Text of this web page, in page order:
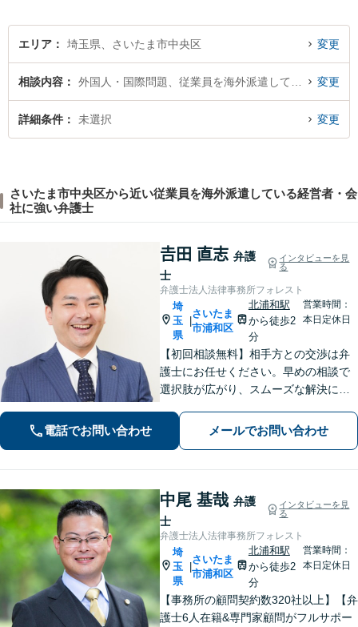
以上】【初回相談30分無料】
エリア
埼玉県、さいたま市中央区 変更
相談内容 変更
詳細条件 未選択 変更
さいたま市中央区から近い従業員を海外派遣している経営者・会
社に強い弁護士
𠮷田 直志 弁護
士
インタビューを見
る
弁護士法人法律事務所フォレスト
埼
玉
県
さいたま
市浦和区
北浦和駅
から徒歩2
分
営業時間：
本日定休日
【初回相談無料】相手方との交渉は弁
護士にお任せください。早めの相談で
選択肢が広がり、スムーズな解決につ
豊富】【示談成功・不起訴獲得の実績
豊富】あなたの権利を守り、最善の結
電話でお問い合わせ メールでお問い合わせ
中尾 基哉 弁護
士
インタビューを見
る
弁護士法人法律事務所フォレスト
埼
玉
県
さいたま
市浦和区
北浦和駅
から徒歩2
分
営業時間：
本日定休日
【事務所の顧問契約数320社以上】【弁
護士6人在籍&専門家顧問がフルサポー